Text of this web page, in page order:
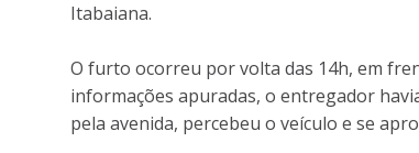
Itabaiana.
O furto ocorreu por volta das 14h, em
informações apuradas, o entregador
pela avenida, percebeu o veículo e se